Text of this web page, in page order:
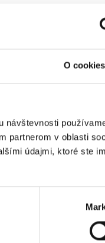
O cookies
návštevnosti
partnerom v oblasti
údajmi, ktoré ste